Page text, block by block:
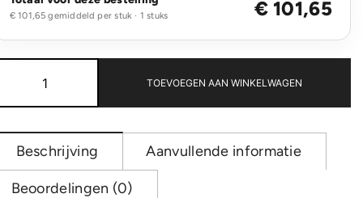
€ 101,65 gemiddeld per stuk · 1 stuks € 101,65
Hero
rugzak
aantal
TOEVOEGEN AAN WINKELWAGEN
Beschrijving Aanvullende informatie
Beoordelingen (0)